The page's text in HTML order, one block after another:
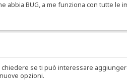
abbia BUG, a me funziona con tutte le
se ti può interessare
opzioni.